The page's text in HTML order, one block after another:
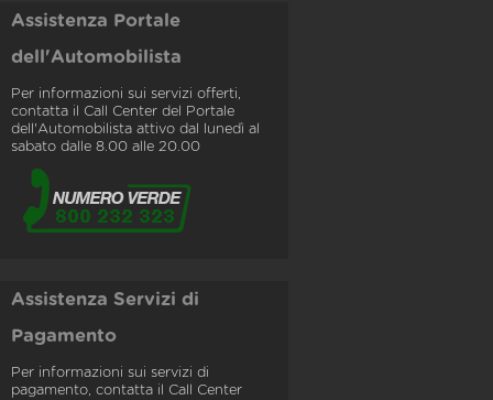
Assistenza Portale
dell'Automobilista
Per informazioni sui servizi offerti,
contatta il Call Center del Portale
dell'Automobilista attivo dal lunedì al
sabato dalle 8.00 alle 20.00
Assistenza Servizi di
Pagamento
Per informazioni sui servizi di
pagamento, contatta il Call Center